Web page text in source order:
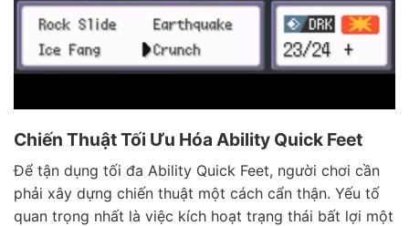
Chiến Thuật Tối Ưu Hóa Ability Quick Feet
Để tận dụng tối đa Ability Quick Feet, người chơi cần
phải xây dựng chiến thuật một cách cẩn thận. Yếu tố
quan trọng nhất là việc kích hoạt trạng thái bất lợi một